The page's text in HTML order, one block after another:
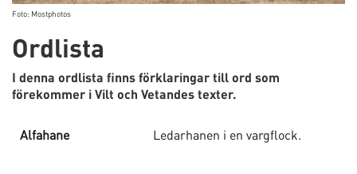
Foto: Mostphotos
Ordlista
I denna ordlista finns förklaringar till ord som
förekommer i Vilt och Vetandes texter.
Alfahane Ledarhanen i en vargflock.